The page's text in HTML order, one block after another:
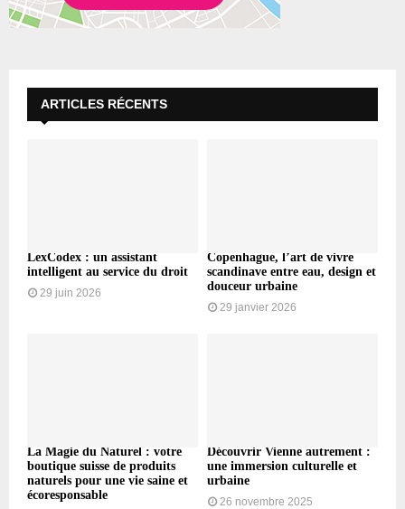
ARTICLES RÉCENTS
LexCodex : un assistant
intelligent au service du droit
29 juin 2026
Copenhague, l’art de vivre
scandinave entre eau, design et
douceur urbaine
29 janvier 2026
La Magie du Naturel : votre
boutique suisse de produits
naturels pour une vie saine et
écoresponsable
Découvrir Vienne autrement :
une immersion culturelle et
urbaine
26 novembre 2025